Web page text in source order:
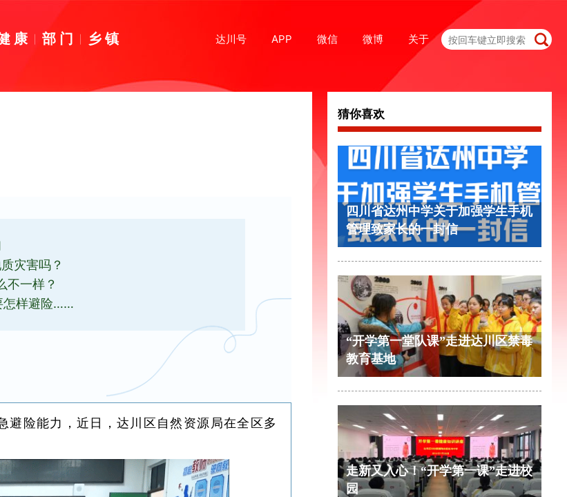
康 部门 乡镇 达川号 APP 微信 微博 关于
灾害吗？
不一样？
怎样避险……
险能力，近日，达川区自然资源局在全区多
猜你喜欢
四川省达州中学关于加强学生手机
管理致家长的一封信
“开学第一堂队课”走进达川区禁毒
教育基地
走新又入心！“开学第一课”走进校
园